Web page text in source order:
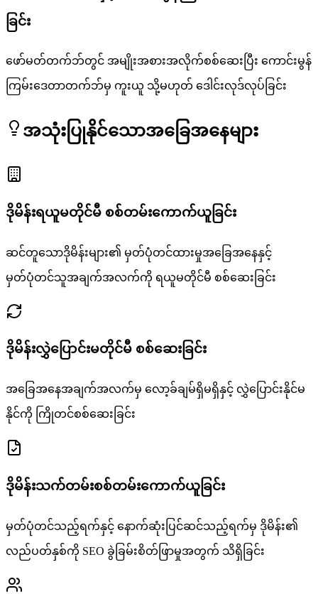
ခြင်း
ဖော်မတ်တက်ဘ်တွင် အမျိုးအစားအလိုက်စစ်ဆေးပြီး ကောင်းမွန်
ကြမ်းဒေတာတက်ဘ်မှ ကူးယူ သို့မဟုတ် ဒေါင်းလုဒ်လုပ်ခြင်း
အသုံးပြုနိုင်သောအခြေအနေများ
ဒိုမိန်းရယူမတိုင်မီ စစ်တမ်းကောက်ယူခြင်း
ဆင်တူသောဒိုမိန်းများ၏ မှတ်ပုံတင်ထားမှုအခြေအနေနှင့်
မှတ်ပုံတင်သူအချက်အလက်ကို ရယူမတိုင်မီ စစ်ဆေးခြင်း
ဒိုမိန်းလွှဲပြောင်းမတိုင်မီ စစ်ဆေးခြင်း
အခြေအနေအချက်အလက်မှ လော့ခ်ချမ်ရှိမရှိနှင့် လွှဲပြောင်းနိုင်မ
နိုင်ကို ကြိုတင်စစ်ဆေးခြင်း
ဒိုမိန်းသက်တမ်းစစ်တမ်းကောက်ယူခြင်း
မှတ်ပုံတင်သည့်ရက်နှင့် နောက်ဆုံးပြင်ဆင်သည့်ရက်မှ ဒိုမိန်း၏
လည်ပတ်နှစ်ကို SEO ခွဲခြမ်းစိတ်ဖြာမှုအတွက် သိရှိခြင်း